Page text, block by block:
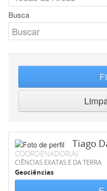
Busca
Tiago
COORDENADOR(A)
CIÊNCIAS EXATAS E DA TERRA
Geociências